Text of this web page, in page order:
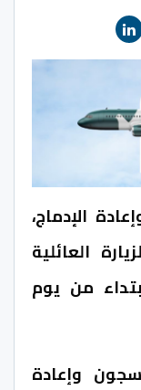
الإدماج،
العائلية
من يوم
وإعادة